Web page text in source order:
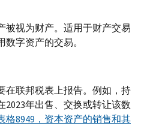
被视为财产。适用于财产交易
字资产的交易。
在联邦税表上报告。例如，持
年出售、交换或转让该数
格8949，资本资产的销售和其